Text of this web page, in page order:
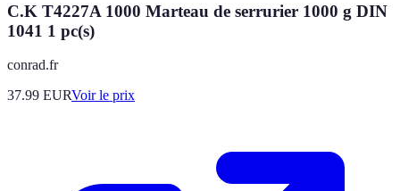
C.K T4227A 1000 Marteau de serrurier 1000 g DIN
1041 1 pc(s)
conrad.fr
37.99 EURVoir le prix